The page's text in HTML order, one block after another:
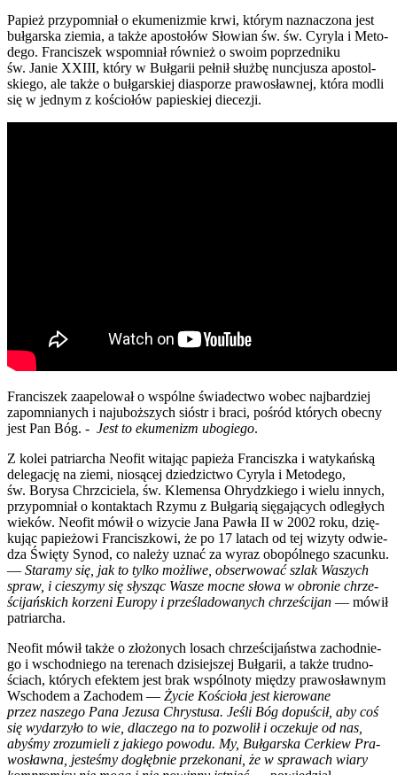
Papież przy­po­mniał o eku­me­ni­zmie krwi, któ­rym nazna­czo­na jest
buł­gar­ska zie­mia, a tak­że apo­sto­łów Sło­wian św. św. Cyry­la i Meto­
de­go. Fran­ci­szek wspo­mniał rów­nież o swo­im poprzed­ni­ku
św. Janie XXIII, któ­ry w Buł­ga­rii peł­nił służ­bę nun­cju­sza apo­stol­
skie­go, ale tak­że o buł­gar­skiej dia­spo­rze pra­wo­sław­nej, któ­ra modli
się w jed­nym z kościo­łów papie­skiej die­ce­zji.
Fran­ci­szek zaape­lo­wał o wspól­ne świa­dec­two wobec naj­bar­dziej
zapo­mnia­nych i naj­uboż­szych sióstr i bra­ci, pośród któ­rych obec­ny
jest Pan Bóg. - Jest to eku­me­nizm ubo­gie­go.
Z kolei patriar­cha Neo­fit wita­jąc papie­ża Fran­cisz­ka i waty­kań­ską
dele­ga­cję na zie­mi, nio­są­cej dzie­dzic­two Cyry­la i Meto­de­go,
św. Bory­sa Chrzci­cie­la, św. Kle­men­sa Ohrydz­kie­go i wie­lu innych,
przy­po­mniał o kon­tak­tach Rzy­mu z Buł­ga­rią się­ga­ją­cych odle­głych
wie­ków. Neo­fit mówił o wizy­cie Jana Paw­ła II w 2002 roku, dzię­
ku­jąc papie­żo­wi Fran­cisz­ko­wi, że po 17 latach od tej wizy­ty odwie­
dza Świę­ty Synod, co nale­ży uznać za wyraz obo­pól­ne­go sza­cun­ku.
— Sta­ra­my się, jak to tyl­ko moż­li­we, obser­wo­wać szlak Waszych
spraw, i cie­szy­my się sły­sząc Wasze moc­ne sło­wa w obro­nie chrze­
ści­jań­skich korze­ni Euro­py i prze­śla­do­wa­nych chrze­ści­jan — mówił
patriar­cha.
Neo­fit mówił tak­że o zło­żo­nych losach chrze­ści­jań­stwa zachod­nie­
go i wschod­nie­go na tere­nach dzi­siej­szej Buł­ga­rii, a tak­że trud­no­
ściach, któ­rych efek­tem jest brak wspól­no­ty mię­dzy pra­wo­sław­nym
Wscho­dem a Zacho­dem — Życie Kościo­ła jest kie­ro­wa­ne
przez nasze­go Pana Jezu­sa Chry­stu­sa. Jeśli Bóg dopu­ścił, aby coś
się wyda­rzy­ło to wie, dla­cze­go na to pozwo­lił i ocze­ku­je od nas,
aby­śmy zro­zu­mie­li z jakie­go powo­du. My, Buł­gar­ska Cer­kiew Pra­
wo­sław­na, jeste­śmy dogłęb­nie prze­ko­na­ni, że w spra­wach wia­ry